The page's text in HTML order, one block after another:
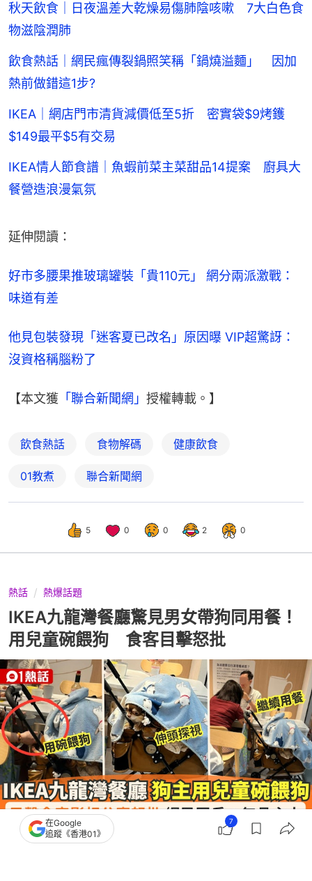
秋天飲食｜日夜溫差大乾燥易傷肺陰咳嗽 7大白色食
物滋陰潤肺
飲食熱話｜網民瘋傳裂鍋照笑稱「鍋燒溢麵」 因加
熱前做錯這1步?
IKEA｜網店門市清貨減價低至5折 密實袋$9烤鑊
$149最平$5有交易
IKEA情人節食譜｜魚蝦前菜主菜甜品14提案 廚具大
餐營造浪漫氣氛
延伸閱讀：
好市多腰果推玻璃罐裝「貴110元」 網分兩派激戰：
味道有差
他見包裝發現「迷客夏已改名」原因曝 VIP超驚訝：
沒資格稱腦粉了
【本文獲 「聯合新聞網」 授權轉載。】
飲食熱話 食物解碼 健康飲食
01教煮 聯合新聞網
5 0 0 2 0
熱話 熱爆話題
IKEA九龍灣餐廳驚見男女帶狗同用餐！
用兒童碗餵狗 食客目擊怒批
撰文：田中貴
在Google
追蹤《香港01》
7